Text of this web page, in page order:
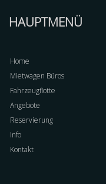
HAUPTMENÜ
Home
Mietwagen Büros
Fahrzeugflotte
Angebote
Reservierung
Info
Kontakt